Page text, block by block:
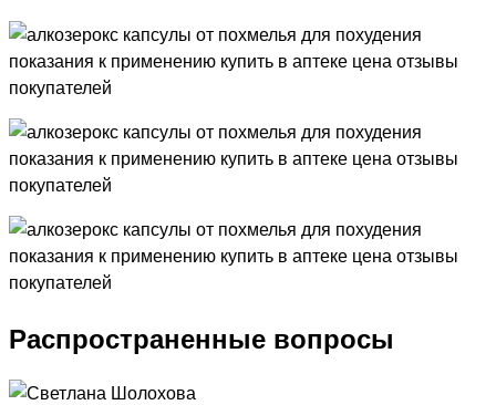
Распространенные вопросы